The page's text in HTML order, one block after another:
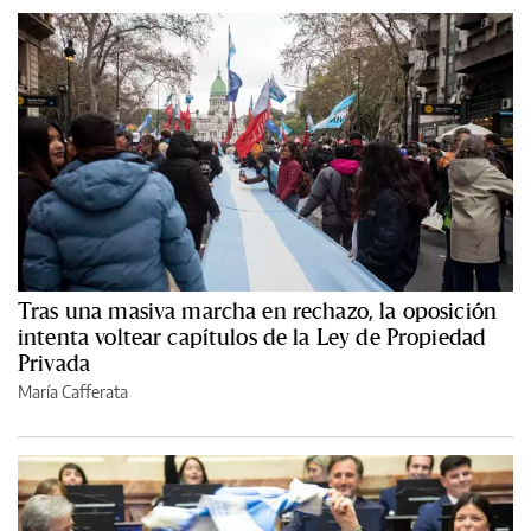
Tras una masiva marcha en rechazo, la oposición
intenta voltear capítulos de la Ley de Propiedad
Privada
María Cafferata